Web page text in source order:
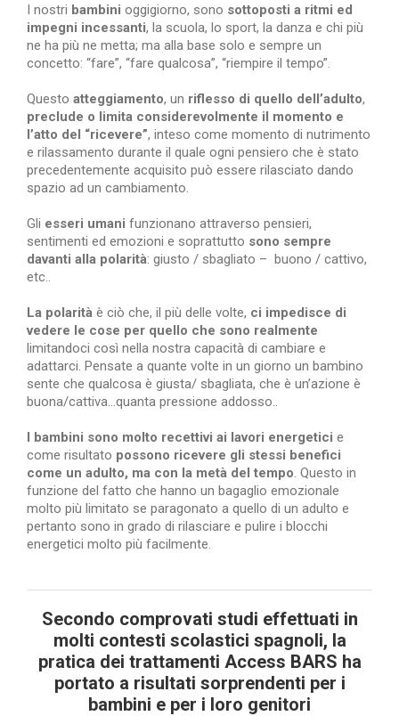
I nostri bambini oggigiorno, sono sottoposti a ritmi ed
impegni incessanti, la scuola, lo sport, la danza e chi più
ne ha più ne metta; ma alla base solo e sempre un
concetto: “fare”, “fare qualcosa”, “riempire il tempo”.
Questo atteggiamento, un riflesso di quello dell’adulto,
preclude o limita considerevolmente il momento e
l’atto del “ricevere”, inteso come momento di nutrimento
e rilassamento durante il quale ogni pensiero che è stato
precedentemente acquisito può essere rilasciato dando
spazio ad un cambiamento.
Gli esseri umani funzionano attraverso pensieri,
sentimenti ed emozioni e soprattutto sono sempre
davanti alla polarità: giusto / sbagliato – buono / cattivo,
etc..
La polarità è ciò che, il più delle volte, ci impedisce di
vedere le cose per quello che sono realmente
limitandoci così nella nostra capacità di cambiare e
adattarci. Pensate a quante volte in un giorno un bambino
sente che qualcosa è giusta/ sbagliata, che è un’azione è
buona/cattiva…quanta pressione addosso..
I bambini sono molto recettivi ai lavori energetici e
come risultato possono ricevere gli stessi benefici
come un adulto, ma con la metà del tempo. Questo in
funzione del fatto che hanno un bagaglio emozionale
molto più limitato se paragonato a quello di un adulto e
pertanto sono in grado di rilasciare e pulire i blocchi
energetici molto più facilmente.
Secondo comprovati studi effettuati in
molti contesti scolastici spagnoli, la
pratica dei trattamenti Access BARS ha
portato a risultati sorprendenti per i
bambini e per i loro genitori